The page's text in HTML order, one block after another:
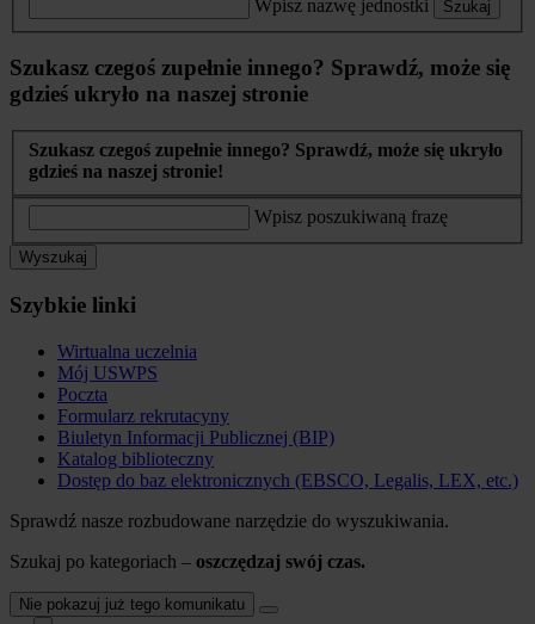
Wpisz nazwę jednostki Szukaj
Szukasz czegoś zupełnie innego? Sprawdź, może się
gdzieś ukryło na naszej stronie
Szukasz czegoś zupełnie innego? Sprawdź, może się ukryło
gdzieś na naszej stronie!
Wpisz poszukiwaną frazę
Wyszukaj
Szybkie linki
Wirtualna uczelnia
Mój USWPS
Poczta
Formularz rekrutacyny
Biuletyn Informacji Publicznej (BIP)
Katalog biblioteczny
Dostęp do baz elektronicznych (EBSCO, Legalis, LEX, etc.)
Sprawdź nasze rozbudowane narzędzie do wyszukiwania.
Szukaj po kategoriach – oszczędzaj swój czas.
Nie pokazuj już tego komunikatu